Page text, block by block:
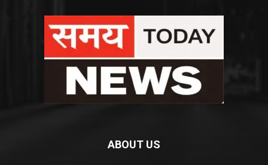
ABOUT US